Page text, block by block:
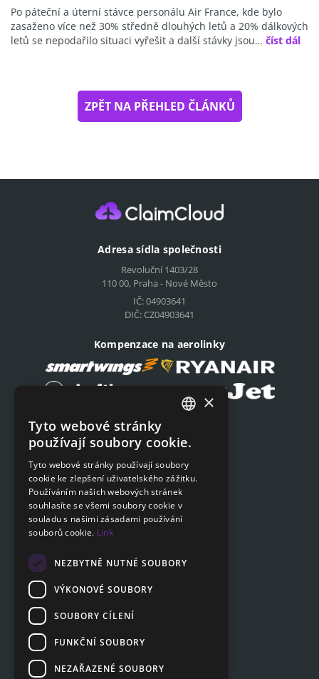
Po páteční a úterní stávce personálu Air France, kde bylo
zasaženo více než 30% středně dlouhých letů a 20% dálkových
letů se nepodařilo situaci vyřešit a další stávky jsou… číst dál
ZPĚT NA PŘEHLED ČLÁNKŮ
Adresa sídla společnosti
Revoluční 1403/28
110 00, Praha - Nové Město
IČ: 04903641
DIČ: CZ04903641
Kompenzace na aerolinky
Podat on-line žádost
Podat on-line žádost
Navigace
Ceník
Otázky a odpovědi
Poradna
Zákaznická sekce
Kontakty
SLOVAK
×
Tyto webové stránky
používají soubory cookie.
Tyto webové stránky používají soubory
cookie ke zlepšení uživatelského zážitku.
Používáním našich webových stránek
souhlasíte se všemi soubory cookie v
souladu s našimi zásadami používání
souborů cookie. Link
NEZBYTNĚ NUTNÉ SOUBORY
VÝKONOVÉ SOUBORY
SOUBORY CÍLENÍ
FUNKČNÍ SOUBORY
NEZAŘAZENÉ SOUBORY